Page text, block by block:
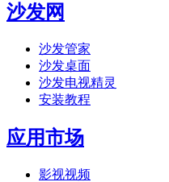
沙发网
沙发管家
沙发桌面
沙发电视精灵
安装教程
应用市场
影视视频